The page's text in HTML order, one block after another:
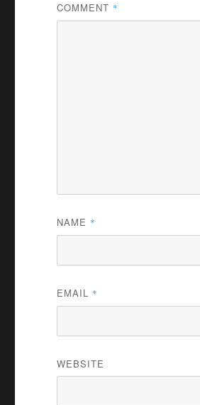
COMMENT *
NAME *
EMAIL *
WEBSITE